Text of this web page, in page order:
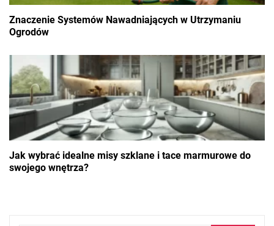
Znaczenie Systemów Nawadniających w Utrzymaniu
Ogrodów
Jak wybrać idealne misy szklane i tace marmurowe do
swojego wnętrza?